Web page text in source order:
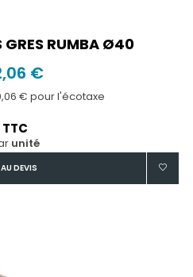
GRES RUMBA Ø40
€
€ pour l'écotaxe
TTC
unité
DEVIS